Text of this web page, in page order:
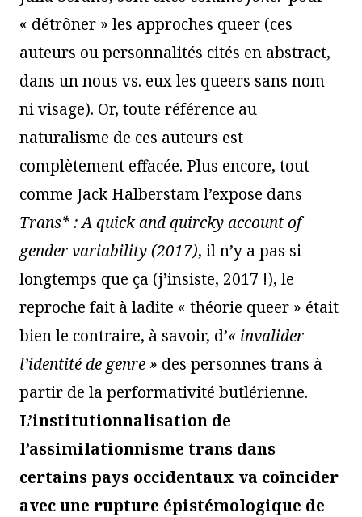
« détrôner » les approches queer (ces
auteurs ou personnalités cités en abstract,
dans un nous vs. eux les queers sans nom
ni visage). Or, toute référence au
naturalisme de ces auteurs est
complètement effacée. Plus encore, tout
comme Jack Halberstam l’expose dans
Trans* :Aquick and quircky account of
gender variability (2017), il n’y a pas si
longtemps que ça (j’insiste, 2017 !), le
reproche fait à ladite « théorie queer » était
bien le contraire, à savoir, d’« invalider
l’identité de genre » des personnes trans à
partir de la performativité butlérienne.
L’institutionnalisation de
l’assimilationnisme trans dans
certains pays occidentaux va coïncider
avec une rupture épistémologique de